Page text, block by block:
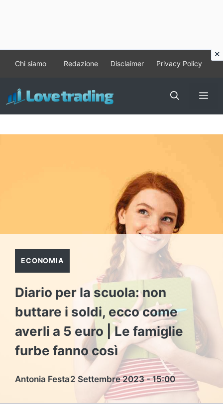
contenuto
Chi siamo Redazione Disclaimer Privacy Policy
ECONOMIA
Diario per la scuola: non
buttare i soldi, ecco come
averli a 5 euro | Le famiglie
furbe fanno così
Antonia Festa2 Settembre 2023 - 15:00